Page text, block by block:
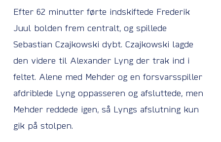
Efter 62 minutter førte indskiftede Frederik
Juul bolden frem centralt, og spillede
Sebastian Czajkowski dybt. Czajkowski lagde
den videre til Alexander Lyng der trak ind i
feltet. Alene med Mehder og en forsvarsspiller
afdriblede Lyng oppasseren og afsluttede, men
Mehder reddede igen, så Lyngs afslutning kun
gik på stolpen.